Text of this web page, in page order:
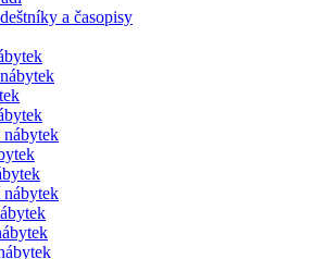
a časopisy